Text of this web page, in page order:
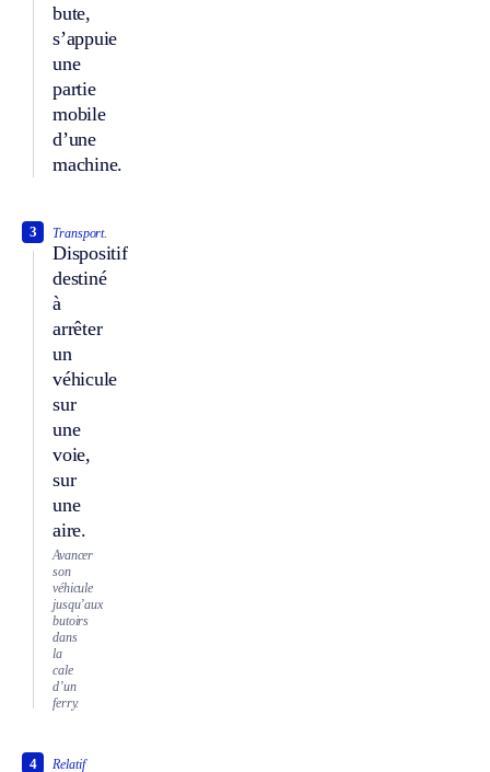
bute,
s’appuie
une
partie
mobile
d’une
machine.
Transport.
Dispositif
destiné
à
arrêter
un
véhicule
sur
une
voie,
sur
une
aire.
3
Avancer
son
véhicule
jusqu’aux
butoirs
dans
la
cale
d’un
ferry.
Relatif
4